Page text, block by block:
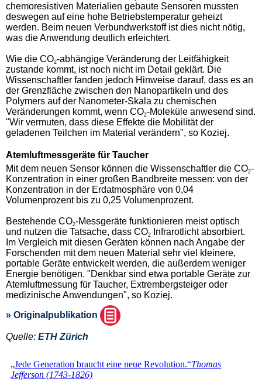
chemoresistiven Materialien gebaute Sensoren mussten
deswegen auf eine hohe Betriebstemperatur geheizt
werden. Beim neuen Verbundwerkstoff ist dies nicht nötig,
was die Anwendung deutlich erleichtert.
Wie die CO2-abhängige Veränderung der Leitfähigkeit
zustande kommt, ist noch nicht im Detail geklärt. Die
Wissenschaftler fanden jedoch Hinweise darauf, dass es an
der Grenzfläche zwischen den Nanopartikeln und des
Polymers auf der Nanometer-Skala zu chemischen
Veränderungen kommt, wenn CO2-Moleküle anwesend sind.
"Wir vermuten, dass diese Effekte die Mobilität der
geladenen Teilchen im Material verändern", so Koziej.
Atemluftmessgeräte für Taucher
Mit dem neuen Sensor können die Wissenschaftler die CO2-
Konzentration in einer großen Bandbreite messen: von der
Konzentration in der Erdatmosphäre von 0,04
Volumenprozent bis zu 0,25 Volumenprozent.
Bestehende CO2-Messgeräte funktionieren meist optisch
und nutzen die Tatsache, dass CO2
Infrarotlicht absorbiert.
Im Vergleich mit diesen Geräten können nach Angabe der
Forschenden mit dem neuen Material sehr viel kleinere,
portable Geräte entwickelt werden, die außerdem weniger
Energie benötigen. "Denkbar sind etwa portable Geräte zur
Atemluftmessung für Taucher, Extrembergsteiger oder
medizinische Anwendungen", so Koziej.
» Originalpublikation
Quelle: ETH Zürich